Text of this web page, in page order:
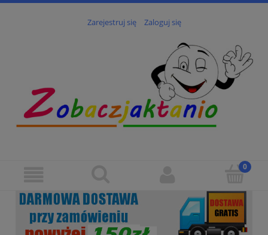
Zarejestruj się Zaloguj się